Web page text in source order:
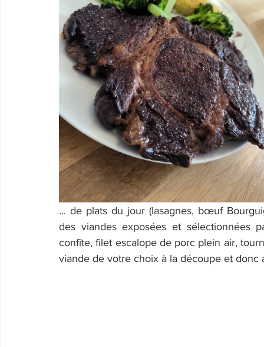
... de plats du jour (lasagnes, bœuf
des viandes exposées et sélectionnées
confite, filet escalope de porc plein air,
viande de votre choix à la découpe et donc